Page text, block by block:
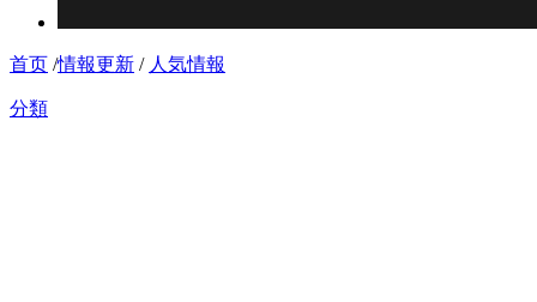
首页 /情報更新 / 人気情報
分類